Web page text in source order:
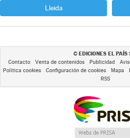
Lleida
© EDICIONES EL PAÍS
Contacto Venta de contenidos Publicidad
Política cookies
Configuración de cookies Mapa
RSS